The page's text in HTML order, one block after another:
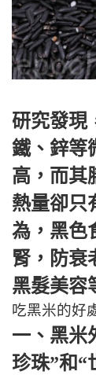
研究發現
鐵、鋅等
高，而其
熱量卻只
為，黑色
腎，防衰
黑髮美容
吃黑米的好
一、黑米
珍珠”和“